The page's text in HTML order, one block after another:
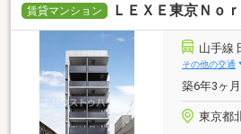
賃貸マンション ＬＥＸＥ東京Ｎｏ
山手線
その他の交通
築6年3ヶ
東京都